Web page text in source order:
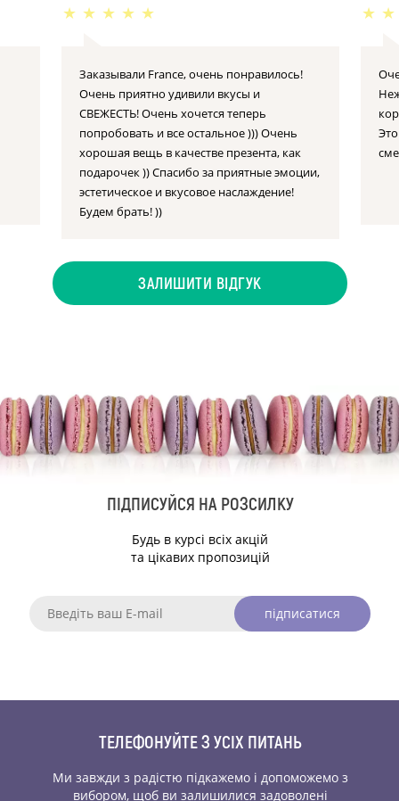
★ ★ ★ ★ ★
Заказывали France, очень понравилось!
Очень приятно удивили вкусы и
СВЕЖЕСТЬ! Очень хочется теперь
попробовать и все остальное ))) Очень
хорошая вещь в качестве презента, как
подарочек )) Спасибо за приятные эмоции,
эстетическое и вкусовое наслаждение!
Будем брать! ))
★ ★
ЗАЛИШИТИ ВІДГУК
ПІДПИСУЙСЯ НА РОЗСИЛКУ
Будь в курсі всіх акцій
та цікавих пропозицій
підписатися
ТЕЛЕФОНУЙТЕ З УСІХ ПИТАНЬ
Ми завжди з радістю підкажемо і допоможемо з
вибором, щоб ви залишилися задоволені